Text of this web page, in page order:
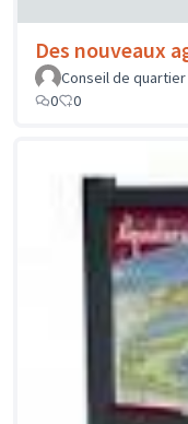
Des nouveaux
Conseil de
0
0